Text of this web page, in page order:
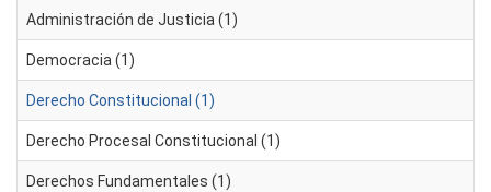
Administración de Justicia (1)
Democracia (1)
Derecho Constitucional (1)
Derecho Procesal Constitucional (1)
Derechos Fundamentales (1)